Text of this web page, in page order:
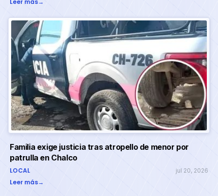
Familia exige justicia tras atropello de menor por
patrulla en Chalco
LOCAL jul 20, 2026
Leer más→